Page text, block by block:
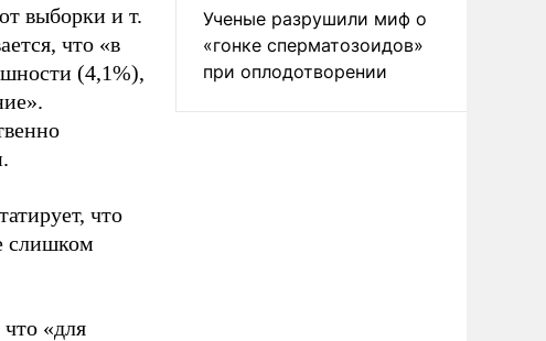
выборки и т.
что «в
(4,1%),
что
слишком
«для
Ученые разрушили миф о
«гонке сперматозоидов»
при оплодотворении